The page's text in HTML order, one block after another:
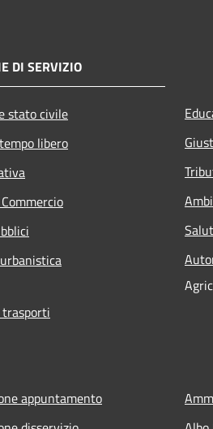
DI SERVIZIO
stato civile
libero
appuntamento